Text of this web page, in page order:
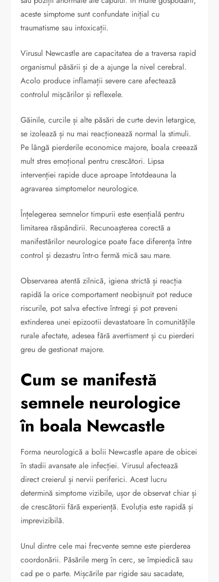
aceste simptome sunt confundate inițial cu
traumatisme sau intoxicații.
Virusul Newcastle are capacitatea de a traversa rapid
organismul păsării și de a ajunge la nivel cerebral.
Acolo produce inflamații severe care afectează
controlul mișcărilor și reflexele.
Găinile, curcile și alte păsări de curte devin letargice,
se izolează și nu mai reacționează normal la stimuli.
Pe lângă pierderile economice majore, boala creează
mult stres emoțional pentru crescători. Lipsa
intervenției rapide duce aproape întotdeauna la
agravarea simptomelor neurologice.
Înțelegerea semnelor timpurii este esențială pentru
limitarea răspândirii. Recunoașterea corectă a
manifestărilor neurologice poate face diferența între
control și dezastru într-o fermă mică sau mare.
Observarea atentă zilnică, igiena strictă și reacția
rapidă la orice comportament neobișnuit pot reduce
riscurile, pot salva efective întregi și pot preveni
extinderea unei epizootii devastatoare în comunitățile
rurale afectate, adesea fără avertisment și cu pierderi
greu de gestionat majore.
Cum se manifestă
semnele neurologice
în boala Newcastle
Forma neurologică a bolii Newcastle apare de obicei
în stadii avansate ale infecției. Virusul afectează
direct creierul și nervii periferici. Acest lucru
determină simptome vizibile, ușor de observat chiar și
de crescătorii fără experiență. Evoluția este rapidă și
imprevizibilă.
Unul dintre cele mai frecvente semne este pierderea
coordonării. Păsările merg în cerc, se împiedică sau
cad pe o parte. Mișcările par rigide sau sacadate,